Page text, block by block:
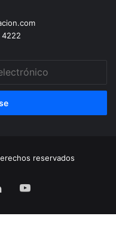
reservados
LinkedInYouTube